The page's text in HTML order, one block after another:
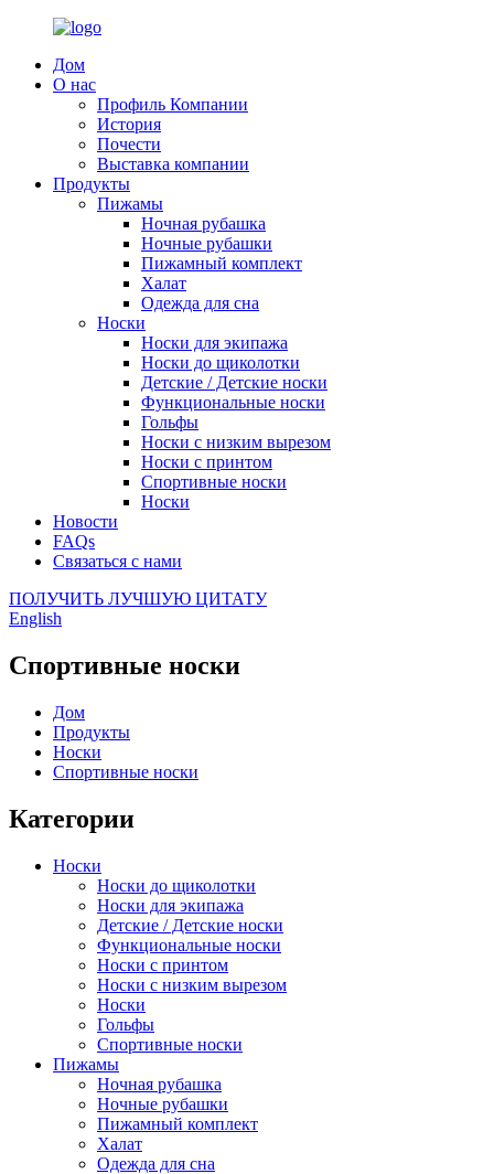
Дом
О нас
Профиль Компании
История
Почести
Выставка компании
Продукты
Пижамы
Ночная рубашка
Ночные рубашки
Пижамный комплект
Халат
Одежда для сна
Носки
Носки для экипажа
Носки до щиколотки
Детские / Детские носки
Функциональные носки
Гольфы
Носки с низким вырезом
Носки с принтом
Спортивные носки
Носки
Новости
FAQs
Связаться с нами
ПОЛУЧИТЬ ЛУЧШУЮ ЦИТАТУ
English
Спортивные носки
Дом
Продукты
Носки
Спортивные носки
Категории
Носки
Носки до щиколотки
Носки для экипажа
Детские / Детские носки
Функциональные носки
Носки с принтом
Носки с низким вырезом
Носки
Гольфы
Спортивные носки
Пижамы
Ночная рубашка
Ночные рубашки
Пижамный комплект
Халат
Одежда для сна